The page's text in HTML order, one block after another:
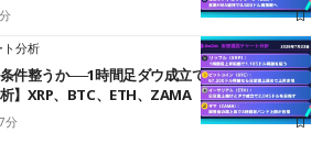
ト分析
件整うか──1時間足ダウ成立で1.185ドルを狙う
】XRP、BTC、ETH、ZAMA
分